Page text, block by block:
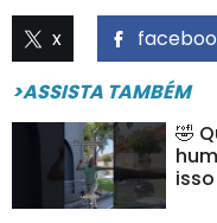
x
>ASSISTA TAMBÉM
🤣